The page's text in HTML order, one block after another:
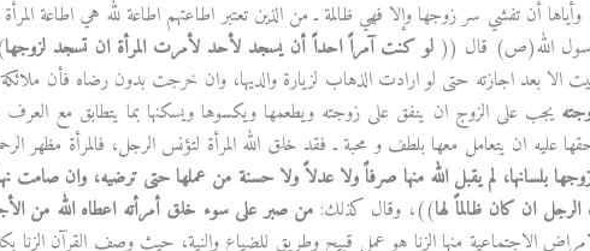
وأياها أن تفشي سر زوجها وإلا فهي ظالمة ـ من الذين تعتبر اطاعتهم اطاعة لله هي اطاعة
الله(ص) قال ((لو كنت آمراً احداً أن يسجد لأحد لأمرت المرأة ان تسجد لزوجها
الا بعد اجازته حتى لو ارادت الذهاب لزيارة والديها، وان خرجت بدون رضاه فأن ملائكة
يجب على الزوج ان ينفق على زوجته ويطعمها ويكسوها ويسكنها بما يتطابق مع
عليه ان يتعامل معها بلطف و محبة ـ فقد خلق الله المرأة لتؤنس الرجل، فالمرأة مظهر
بلسانها، لم يقبل الله منها صرفاً ولا عدلاً ولا حسنة من عملها حتى ترضيه، وان صامت
الرجل ان كان ظالماً لها))، وقال كذلك: من صبر على سوء خلق أمرأته اعطاه الله من
الاجتماعية منها الزنا هو عمل قبيح وطريق للضياع والنية، حيث وصف القرآن الزنا